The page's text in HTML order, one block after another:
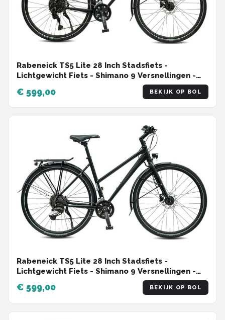
Rabeneick TS5 Lite 28 Inch Stadsfiets -
Lichtgewicht Fiets - Shimano 9 Versnellingen -
Schijfremmen - 55 cm Frame - Voor Dames en
Heren - Zwart
€ 599,00 BEKIJK OP BOL
Rabeneick TS5 Lite 28 Inch Stadsfiets -
Lichtgewicht Fiets - Shimano 9 Versnellingen -
Schijfremmen - 50cm Frame - Voor Dames en
Heren - Zwart
€ 599,00 BEKIJK OP BOL